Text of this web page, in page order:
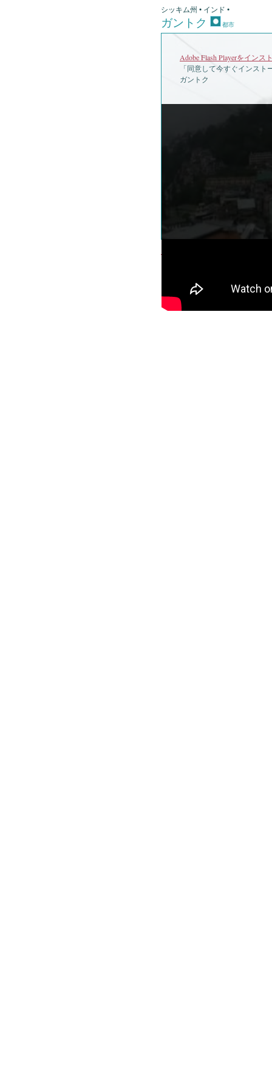
シッキム州 • インド •
ガントク 都市
Adobe Flash Playerをインス
「同意して今すぐインス
ガントク
©